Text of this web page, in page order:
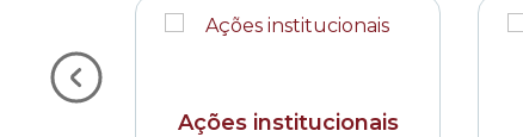
Ações institucionais